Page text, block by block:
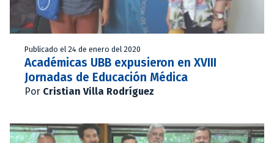
Publicado el 24 de enero del 2020
Académicas UBB expusieron en XVIII
Jornadas de Educación Médica
Por Cristian Villa Rodríguez